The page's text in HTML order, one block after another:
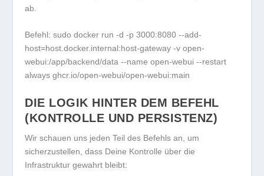
ab.
Befehl:sudo docker run -d -p 3000:8080 --add-
host=host.docker.internal:host-gateway -v open-
webui:/app/backend/data --name open-webui --restart
always ghcr.io/open-webui/open-webui:main
DIE LOGIK HINTER DEM BEFEHL
(KONTROLLE UND PERSISTENZ)
Wir schauen uns jeden Teil des Befehls an, um
sicherzustellen, dass Deine Kontrolle über die
Infrastruktur gewahrt bleibt: